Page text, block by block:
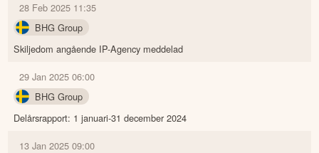
28 Feb 2025 11:35
BHG Group
Skiljedom angående IP-Agency meddelad
29 Jan 2025 06:00
BHG Group
Delårsrapport: 1 januari-31 december 2024
13 Jan 2025 09:00